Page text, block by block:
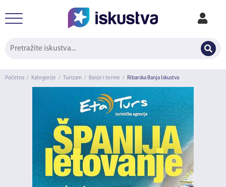
Početna / Kategorije / Turizam / Banje i terme / Ribarska Banja Iskustva